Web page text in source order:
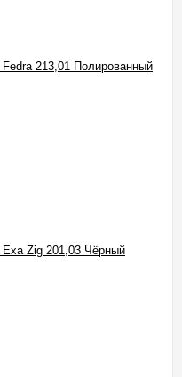
213,01 Полированный
Exa Zig 201,03 Чёрный